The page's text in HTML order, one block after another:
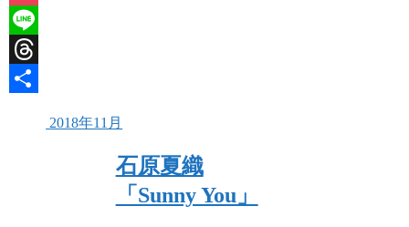
Pocket
Line
Threads
2018年11月
石原夏織
「Sunny You」